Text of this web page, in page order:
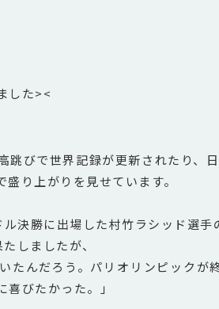
した><
びで世界記録が更新されたり、
り上がりを見せています。
勝に出場した村竹ラシッド選手
しましたが、
たんだろう。 パリオリンピックが
びたかった。」